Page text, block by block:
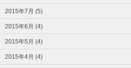
2015年7月 (5)
2015年6月 (4)
2015年5月 (4)
2015年4月 (4)